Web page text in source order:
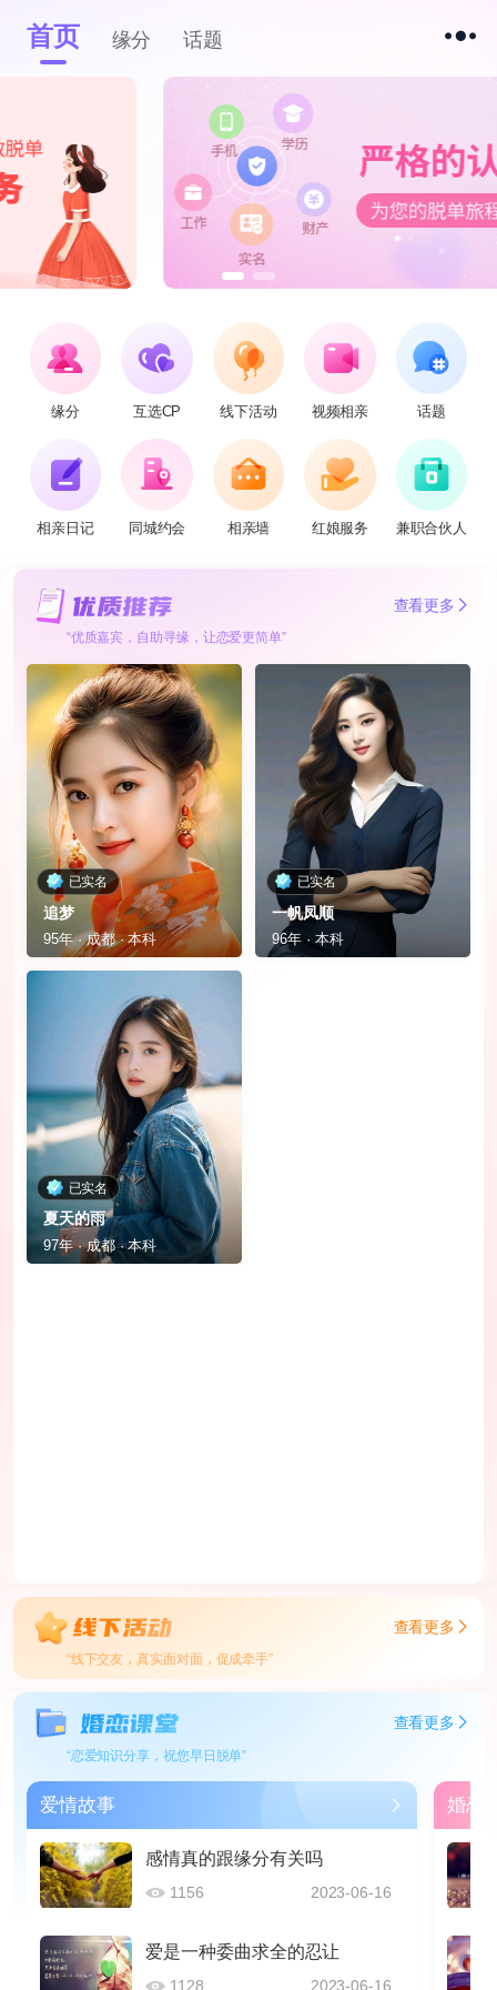
首页 缘分 话题
缘分 互选CP 线下活动 视频相亲 话题
相亲日记 同城约会 相亲墙 红娘服务 兼职合伙人
查看更多
“优质嘉宾，自助寻缘，让恋爱更简单”
已实名
追梦
95年 · 成都 · 本科
已实名
一帆凤顺
96年 · 本科
已实名
夏天的雨
97年 · 成都 · 本科
查看更多
“线下交友，真实面对面，促成牵手”
查看更多
“恋爱知识分享，祝您早日脱单”
爱情故事
感情真的跟缘分有关吗
1156 2023-06-16
爱是一种委曲求全的忍让
1128 2023-06-16
婚恋